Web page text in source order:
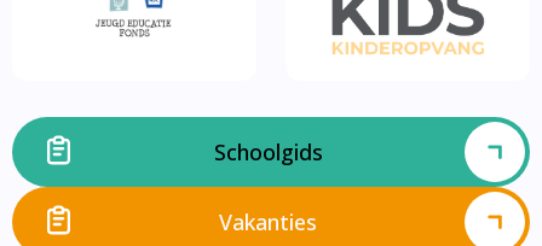
Schoolgids
Vakanties